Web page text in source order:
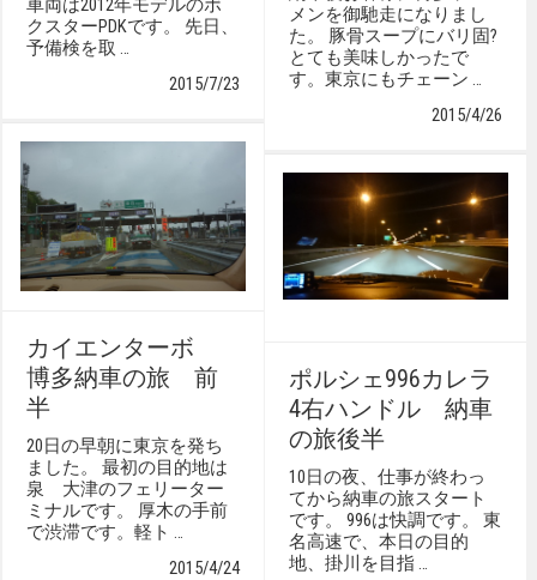
車両は2012年モデルのボ
クスターPDKです。 先日、
予備検を取 …
2015/7/23
メンを御馳走になりまし
た。 豚骨スープにバリ固?
とても美味しかったで
す。東京にもチェーン …
2015/4/26
カイエンターボ
博多納車の旅 前
半
20日の早朝に東京を発ち
ました。 最初の目的地は
泉 大津のフェリーター
ミナルです。 厚木の手前
で渋滞です。軽ト …
2015/4/24
ポルシェ996カレラ
4右ハンドル 納車
の旅後半
10日の夜、仕事が終わっ
てから納車の旅スタート
です。 996は快調です。 東
名高速で、本日の目的
地、掛川を目指 …